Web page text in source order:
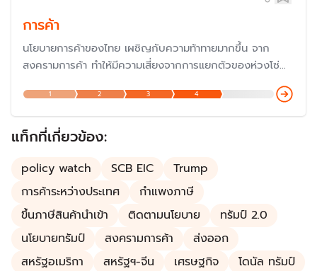
การค้า
นโยบายการค้าของไทย เผชิญกับความท้าทายมากขึ้น จาก
สงครามการค้า ทำให้มีความเสี่ยงจากการแยกตัวของห่วงโซ่
อุปทานโลก ซึ่งทำให้ไทยต้องดำเนินนโยบายเป็นกลางและประสาน
ผลประโยชน์ระหว่างประเทศให้เหมาะสม
1 2 3 4
แท็กที่เกี่ยวข้อง:
policy watch SCB EIC
Trump
การค้าระหว่างประเทศ
กำแพงภาษี
ขึ้นภาษีสินค้านำเข้า
ติดตามนโยบาย
ทรัมป์ 2.0
นโยบายทรัมป์
สงครามการค้า
ส่งออก
สหรัฐอเมริกา
สหรัฐฯ-จีน เศรษฐกิจ โดนัล ทรัมป์